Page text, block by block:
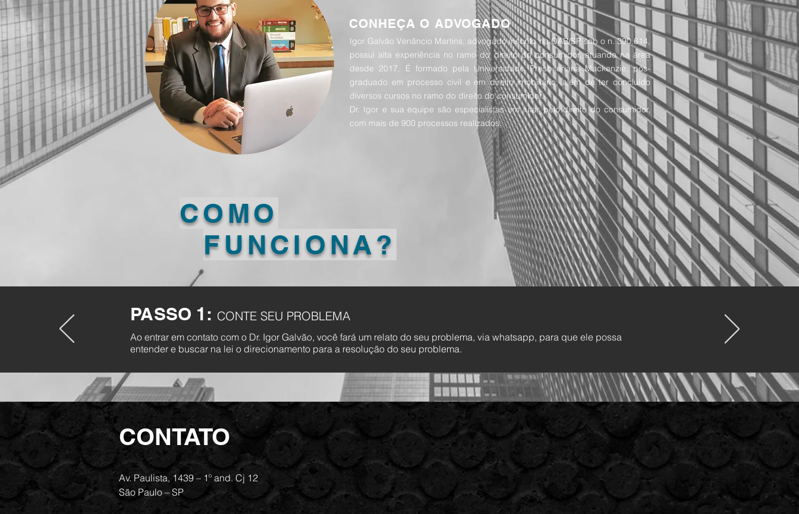
CONHEÇA O ADVOGADO
Igor Galvão Venâncio Martins, advogado inscrito na OAB/SP sob o n. 390.614,
possui alta experiência no ramo do direito do consumidor, atuando na área
desde 2017. É formado pela Universidade Presbiteriana Mackenzie, pós-
graduado em processo civil e em direito imobiliário, além de ter concluído
diversos cursos no ramo do direito do consumidor.
Dr. Igor e sua equipe são especialistas em lutar pelo direito do consumidor,
com mais de 900 processos realizados.
COMO
FUNCIONA?
PASSO 1: CONTE SEU PROBLEMA
Ao entrar em contato com o Dr. Igor Galvão, você fará um relato do seu problema, via whatsapp, para que ele possa
entender e buscar na lei o direcionamento para a resolução do seu problema.
CONTATO
Av. Paulista, 1439 – 1º and. Cj 12
São Paulo – SP